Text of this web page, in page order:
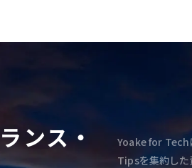
ンス・
Yoake for Tech
Tipsを集約した